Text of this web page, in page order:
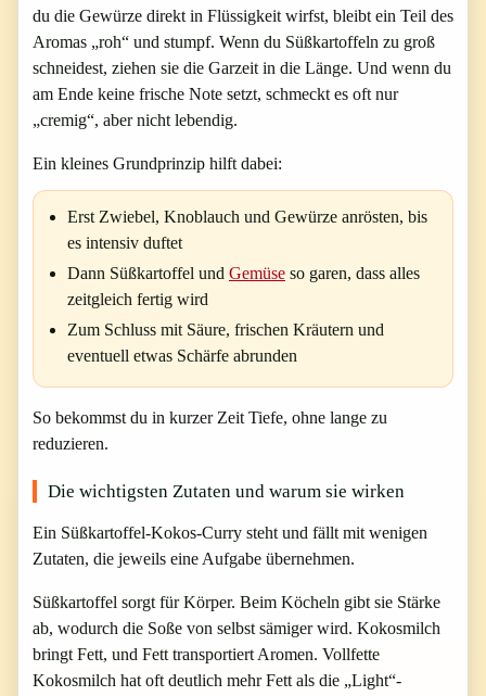
du die Gewürze direkt in Flüssigkeit wirfst, bleibt ein Teil des
Aromas „roh“ und stumpf. Wenn du Süßkartoffeln zu groß
schneidest, ziehen sie die Garzeit in die Länge. Und wenn du
am Ende keine frische Note setzt, schmeckt es oft nur
„cremig“, aber nicht lebendig.
Ein kleines Grundprinzip hilft dabei:
Erst Zwiebel, Knoblauch und Gewürze anrösten, bis
es intensiv duftet
Dann Süßkartoffel und Gemüse so garen, dass alles
zeitgleich fertig wird
Zum Schluss mit Säure, frischen Kräutern und
eventuell etwas Schärfe abrunden
So bekommst du in kurzer Zeit Tiefe, ohne lange zu
reduzieren.
Die wichtigsten Zutaten und warum sie wirken
Ein Süßkartoffel-Kokos-Curry steht und fällt mit wenigen
Zutaten, die jeweils eine Aufgabe übernehmen.
Süßkartoffel sorgt für Körper. Beim Köcheln gibt sie Stärke
ab, wodurch die Soße von selbst sämiger wird. Kokosmilch
bringt Fett, und Fett transportiert Aromen. Vollfette
Kokosmilch hat oft deutlich mehr Fett als die „Light“-